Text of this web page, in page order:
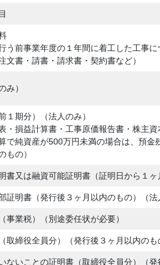
う前事業年度の１年間に着工した工事
文書・請書・請求書・契約書など）
み）
１期分）（法人のみ）
・損益計算書・工事原価報告書・株主
で純資産が500万円未満の場合は、預
もの）
書又は融資可能証明書（証明日から１ヶ
証明書（発行後３ヶ月以内のもの）（法
事業税）（別途委任状が必要）
取締役全員分）（発行後３ヶ月以内のも
ないことの証明書（取締役全員分）（発